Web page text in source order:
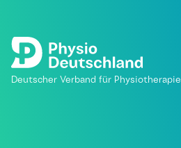
Deutscher Verband für Physiotherapie